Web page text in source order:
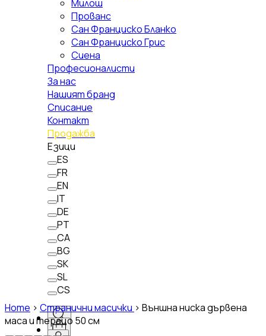
Милош
Прованс
Сан Франциско Бланко
Сан Франциско Грис
Сиена
Професионалисти
За нас
Нашият бранд
Списание
Контакт
Продажба
Езици
ES
FR
EN
IT
DE
PT
CA
BG
SK
SL
CS
Home > Странични масички > Външна ниска дървена
маса и терацо 50 см